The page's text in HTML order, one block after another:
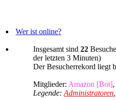
Wer ist online?
Insgesamt sind 22
der letzten 3 Minuten)
Der Besucherrekord liegt
Mitglieder: Amazon [Bot],
Legende: Administratoren